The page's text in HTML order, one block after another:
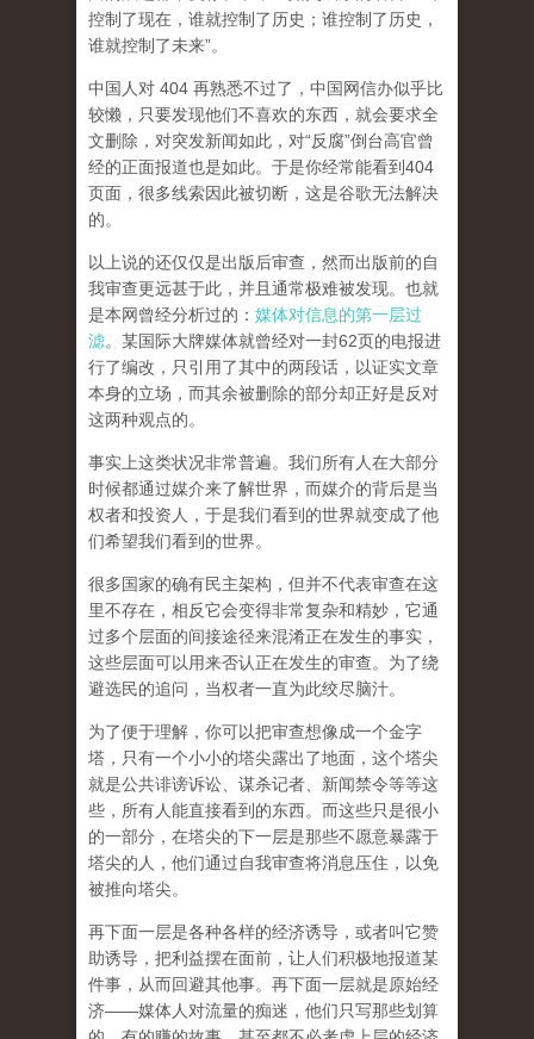
控制了现在，谁就控制了历史；谁控制了历史，
谁就控制了未来”。
中国人对 404 再熟悉不过了，中国网信办似乎比
较懒，只要发现他们不喜欢的东西，就会要求全
文删除，对突发新闻如此，对“反腐”倒台高官曾
经的正面报道也是如此。于是你经常能看到404
页面， 很多线索因此被切断，这是谷歌无法解决
的。
以上说的还仅仅是出版后审查，然而出版前的自
我审查更远甚于此，并且通常极难被发现。 也就
是本网曾经分析过的： 媒体对信息的第一层过
滤。某国际大牌媒体就曾经对一封62页的电报进
行了编改，只引用了其中的两段话，以证实文章
本身的立场，而其余被删除的部分却正好是反对
这两种观点的。
事实上这类状况非常普遍。我们所有人在大部分
时候都通过媒介来了解世界，而媒介的背后是当
权者和投资人，于是我们看到的世界就变成了他
们希望我们看到的世界。
很多国家的确有民主架构，但并不代表审查在这
里不存在，相反它会变得非常复杂和精妙，它通
过多个层面的间接途径来混淆正在发生的事实，
这些层面可以用来否认正在发生的审查。为了绕
避选民的追问，当权者一直为此绞尽脑汁。
为了便于理解，你可以把审查想像成一个金字
塔，只有一个小小的塔尖露出了地面，这个塔尖
就是公共诽谤诉讼、谋杀记者、新闻禁令等等这
些，所有人能直接看到的东西。而这些只是很小
的一部分，在塔尖的下一层是那些不愿意暴露于
塔尖的人，他们通过自我审查将消息压住，以免
被推向塔尖。
再下面一层是各种各样的经济诱导，或者叫它赞
助诱导，把利益摆在面前，让人们积极地报道某
件事，从而回避其他事。再下面一层就是原始经
济——媒体人对流量的痴迷，他们只写那些划算